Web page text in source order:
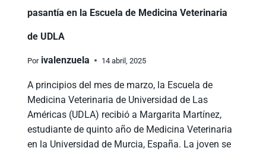
pasantía en la Escuela de Medicina Veterinaria
de UDLA
Por ivalenzuela 14 abril, 2025
A principios del mes de marzo, la Escuela de
Medicina Veterinaria de Universidad de Las
Américas (UDLA) recibió a Margarita Martínez,
estudiante de quinto año de Medicina Veterinaria
en la Universidad de Murcia, España. La joven se